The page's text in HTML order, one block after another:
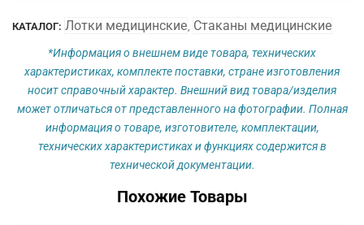
(V
КАТАЛОГ: Лотки медицинские, Стаканы медицинские
*Информация о внешнем виде товара, технических
характеристиках, комплекте поставки, стране изготовления
носит справочный характер. Внешний вид товара/изделия
может отличаться от представленного на фотографии. Полная
информация о товаре, изготовителе, комплектации,
технических характеристиках и функциях содержится в
технической документации.
Похожие Товары